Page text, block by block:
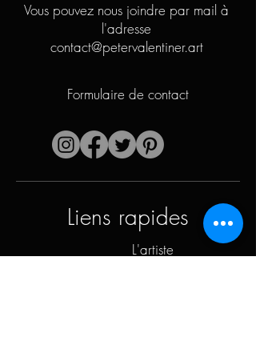
Vous pouvez nous joindre par mail à
l'adresse
contact@petervalentiner.art
Formulaire de contact
Liens rapides
L'artiste